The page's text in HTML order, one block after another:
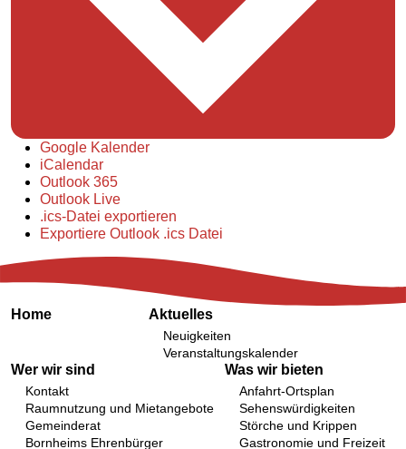
Google Kalender
iCalendar
Outlook 365
Outlook Live
.ics-Datei exportieren
Exportiere Outlook .ics Datei
Home Aktuelles
Neuigkeiten
Veranstaltungskalender
Wer wir sind
Kontakt
Raumnutzung und Mietangebote
Gemeinderat
Bornheims Ehrenbürger
Was wir bieten
Anfahrt-Ortsplan
Sehenswürdigkeiten
Störche und Krippen
Gastronomie und Freizeit